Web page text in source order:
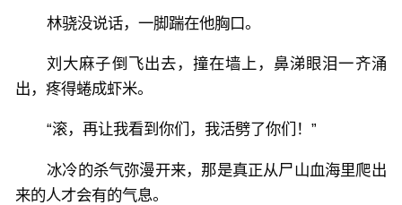
林骁没说话，一脚踹在他胸口。
刘大麻子倒飞出去，撞在墙上，鼻涕眼泪一齐涌
出，疼得蜷成虾米。
“滚，再让我看到你们，我活劈了你们！”
冰冷的杀气弥漫开来，那是真正从尸山血海里爬出
来的人才会有的气息。